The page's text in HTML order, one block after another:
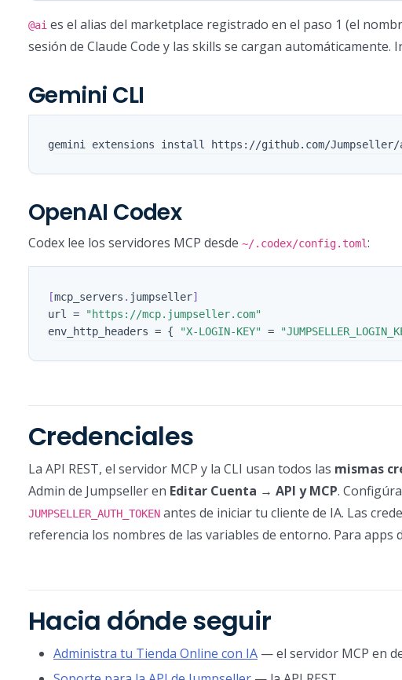
@ai es el alias del marketplace registrado en el paso 1 (el
sesión de Claude Code y las skills se cargan automáticamente.
Gemini CLI
OpenAI Codex
Codex lee los servidores MCP desde ~/.codex/config.toml:
[mcp_servers . jumpseller]
url
=
"https://mcp.jumpseller.com"
env_http_headers = { "X-LOGIN-KEY" =
Credenciales
La API REST, el servidor MCP y la CLI usan todos las mismas
Admin de Jumpseller en Editar Cuenta → API y MCP.
JUMPSELLER_AUTH_TOKEN antes de iniciar tu cliente de IA. Las
referencia los nombres de las variables de entorno. Para apps
Hacia dónde seguir
Administra tu Tienda Online con IA — el servidor MCP en